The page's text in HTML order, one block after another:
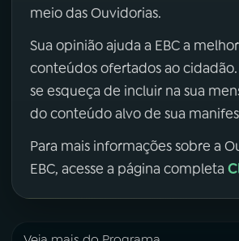
meio das Ouvidorias.
Sua opinião ajuda a EBC a
conteúdos ofertados ao cidadão.
se esqueça de incluir na sua
do conteúdo alvo de sua
Para mais informações sobre a
EBC, acesse a página completa